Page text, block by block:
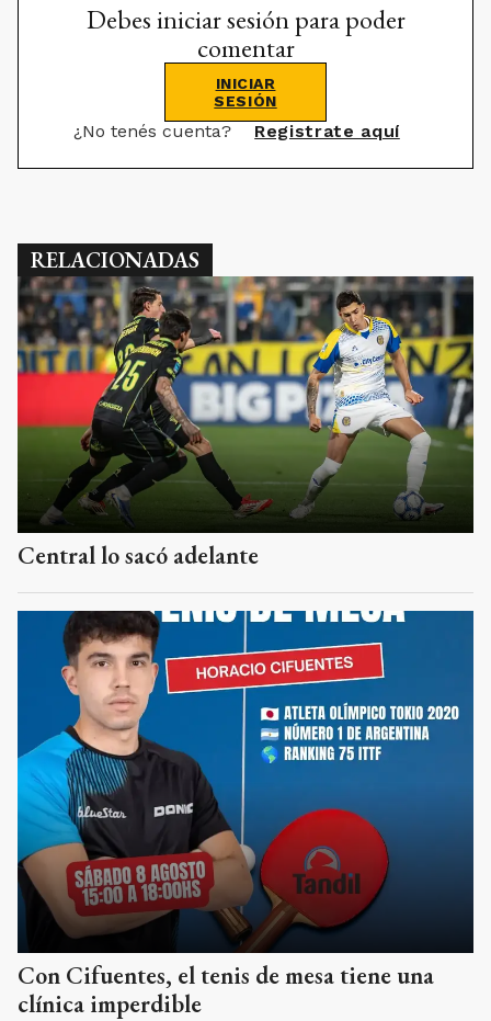
Debes iniciar sesión para poder
comentar
INICIAR
SESIÓN
¿No tenés cuenta? Registrate aquí
RELACIONADAS
Central lo sacó adelante
Con Cifuentes, el tenis de mesa tiene una
clínica imperdible